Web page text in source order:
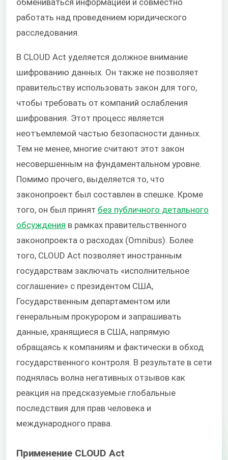
работать над проведением юридического
расследования.
В CLOUD Act уделяется должное внимание
шифрованию данных. Он также не позволяет
правительству использовать закон для того,
чтобы требовать от компаний ослабления
шифрования. Этот процесс является
неотъемлемой частью безопасности данных.
Тем не менее, многие считают этот закон
несовершенным на фундаментальном уровне.
Помимо прочего, выделяется то, что
законопроект был составлен в спешке. Кроме
того, он был принят без публичного детального
обсуждения в рамках правительственного
законопроекта о расходах (Omnibus). Более
того, CLOUD Act позволяет иностранным
государствам заключать «исполнительное
соглашение» с президентом США,
Государственным департаментом или
генеральным прокурором и запрашивать
данные, хранящиеся в США, напрямую
обращаясь к компаниям и фактически в обход
государственного контроля. В результате в сети
поднялась волна негативных отзывов как
реакция на предсказуемые глобальные
последствия для прав человека и
международного права.
Применение CLOUD Act